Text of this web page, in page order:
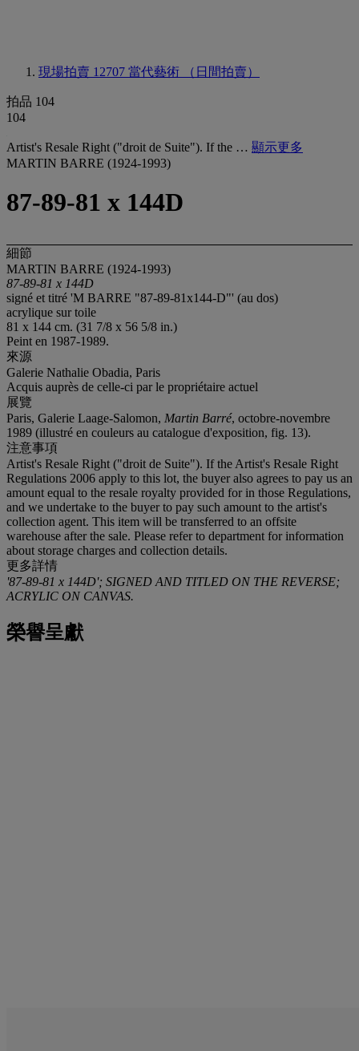
現場拍賣 12707 當代藝術 （日間拍賣）
拍品 104
104
Artist's Resale Right ("droit de Suite"). If the … 顯示更多
MARTIN BARRE (1924-1993)
87-89-81 x 144D
細節
MARTIN BARRE (1924-1993)
87-89-81 x 144D
signé et titré 'M BARRE "87-89-81x144-D"' (au dos)
acrylique sur toile
81 x 144 cm. (31 7/8 x 56 5/8 in.)
Peint en 1987-1989.
來源
Galerie Nathalie Obadia, Paris
Acquis auprès de celle-ci par le propriétaire actuel
展覽
Paris, Galerie Laage-Salomon, Martin Barré, octobre-novembre
1989 (illustré en couleurs au catalogue d'exposition, fig. 13).
注意事項
Artist's Resale Right ("droit de Suite"). If the Artist's Resale Right
Regulations 2006 apply to this lot, the buyer also agrees to pay us an
amount equal to the resale royalty provided for in those Regulations,
and we undertake to the buyer to pay such amount to the artist's
collection agent. This item will be transferred to an offsite
warehouse after the sale. Please refer to department for information
about storage charges and collection details.
更多詳情
'87-89-81 x 144D'; SIGNED AND TITLED ON THE REVERSE;
ACRYLIC ON CANVAS.
榮譽呈獻